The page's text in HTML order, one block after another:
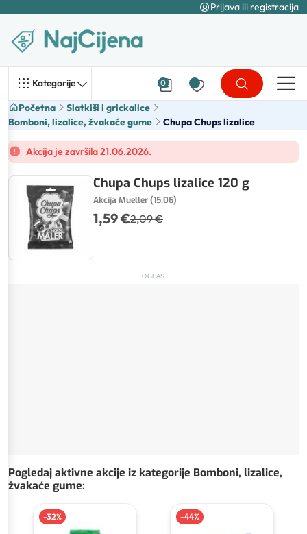
Prijava ili registracija
Kategorije 0
Početna
Slatkiši i grickalice
Bomboni, lizalice, žvakaće gume
Chupa Chups lizalice
Akcija je završila 21.06.2026.
Chupa Chups lizalice 120 g
Akcija Mueller (15.06)
1,59 €2,09 €
OGLAS
Pogledaj aktivne akcije iz kategorije Bomboni, lizalice,
žvakaće gume:
-32% -44%